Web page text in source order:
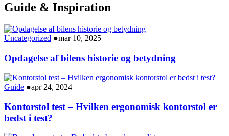
Guide & Inspiration
Uncategorized ●mar 10, 2025
Opdagelse af bilens historie og betydning
Guide ●apr 24, 2024
Kontorstol test – Hvilken ergonomisk kontorstol er
bedst i test?